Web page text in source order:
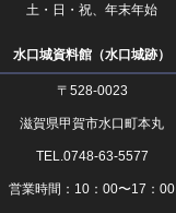
土・日・祝、年末年始
水口城資料館（水口城跡）
〒528-0023
滋賀県甲賀市水口町本丸
TEL.0748-63-5577
営業時間：10：00〜17：00